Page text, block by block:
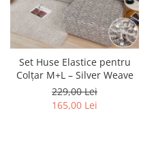
Set Huse Elastice pentru
Colțar M+L – Silver Weave
229,00 Lei
165,00 Lei